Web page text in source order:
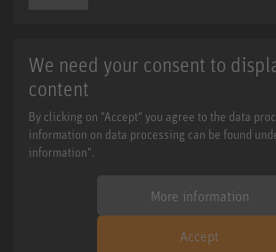
We need your consent to
content
By clicking on "Accept" you agree to the data
information on data processing can be found
information".
More information
Accept